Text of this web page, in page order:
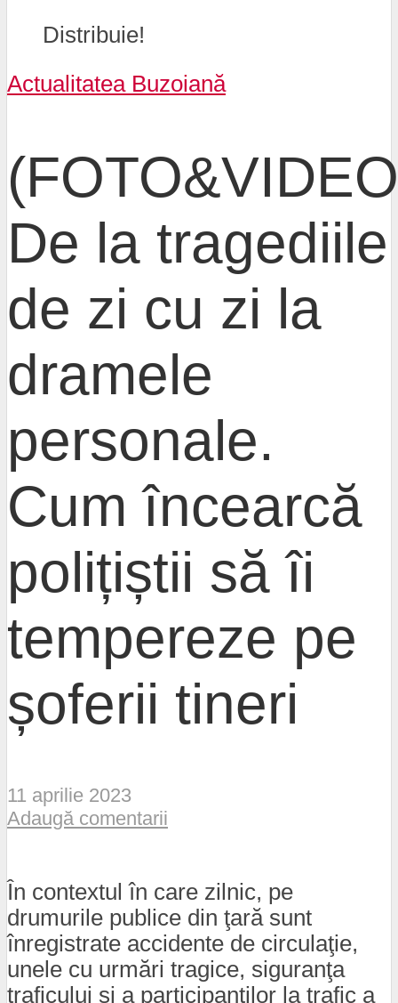
Distribuie!
Actualitatea Buzoiană
De la tragediile
de zi cu zi la
dramele
personale.
Cum încearcă
polițiștii să îi
tempereze pe
șoferii tineri
11 aprilie 2023
Adaugă comentarii
În contextul în care zilnic, pe
drumurile publice din ţară sunt
înregistrate accidente de circulaţie,
unele cu urmări tragice, siguranţa
traficului şi a participanţilor la trafic a